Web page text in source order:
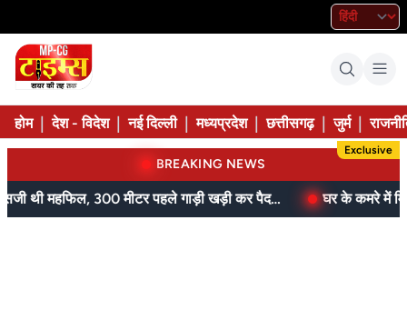
होम देश - विदेश नई दिल्ली मध्यप्रदेश छत्तीसगढ़ जुर्म
BREAKING NEWS
Exclusive
आम के बगीचे में सजी थी महफिल, 300 मीटर पहले गाड़ी खड़ी कर पैदल पहुंची पुलिस घर के कमरे में मिला